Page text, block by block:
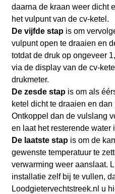
daarna de kraan weer dicht
het vulpunt van de cv-ketel.
De vijfde stapis om
vulpunt open te draaien en
totdat de druk op ongeveer
via de display van de cv-
drukmeter.
De zesde stapis om als
ketel dicht te draaien en
Ontkoppel dan de vulslang
en laat het resterende water
De laatste stapis om de
gewenste temperatuur te
verwarming weer aanslaat.
installatie zelf bij te vullen,
Loodgietervechtstreek.nl u